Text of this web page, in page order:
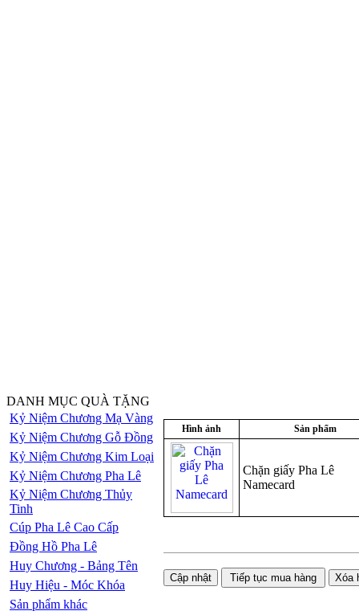
DANH MỤC QUÀ TẶNG
Kỷ Niệm Chương Mạ Vàng
Kỷ Niệm Chương Gỗ Đồng
Kỷ Niệm Chương Kim Loại
Kỷ Niệm Chương Pha Lê
Kỷ Niệm Chương Thủy
Tinh
Cúp Pha Lê Cao Cấp
Đồng Hồ Pha Lê
Huy Chương - Bảng Tên
Huy Hiệu - Móc Khóa
Sản phẩm khác
Hình ảnh Sản phẩm
Chặn giấy Pha Lê
Namecard